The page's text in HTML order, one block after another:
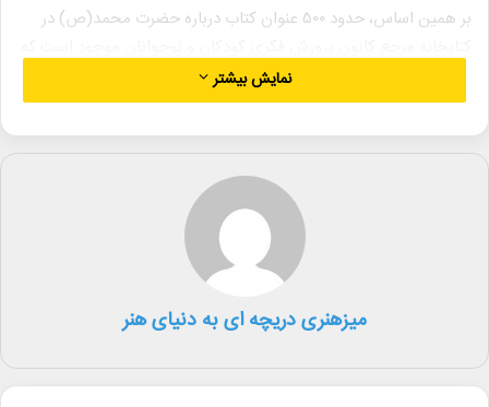
بر همین اساس، حدود ۵۰۰ عنوان کتاب درباره حضرت محمد(ص) در
پس از فهرست‌نویسی تحلیلی برای مراجعه‌کنندگان در دسترس است.
در بیانیه این نمایشگاه آمده است: پیامبر اسلام مروج ارزش‌های برابری
در برابر قبیله‌گرایی و قوم‌گرایی بود.
این نمایشگاه تا پایان شهریور ۱۴۰۴ در کتابخانه مرجع کانون واقع در
خیابان حسن نصرالله، مجتمع فرهنگی هنری شهید ملک‌شامران کانون
پرورش فکری کودکان و نوجوانان برپاست.
علاقه‌مندان می‌توانند همه روزه از ساعت ۸ صبح تا ۱۷ از نمایشگاه کتاب
نمایش بیشتر
میزهنری دریچه ای به دنیای هنر